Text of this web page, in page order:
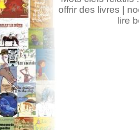
offrir des livres |
lire